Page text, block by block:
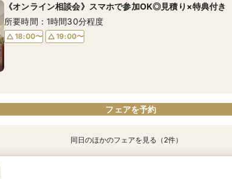
12:00〜 16:00〜
12:00〜 16:00〜
《オンライン相談会》スマホで参加OK◎見積り×特典付き
所要時間：1時間30分程度
18:00〜 19:00〜
フェアを予約
同日のほかのフェアを見る（2件）